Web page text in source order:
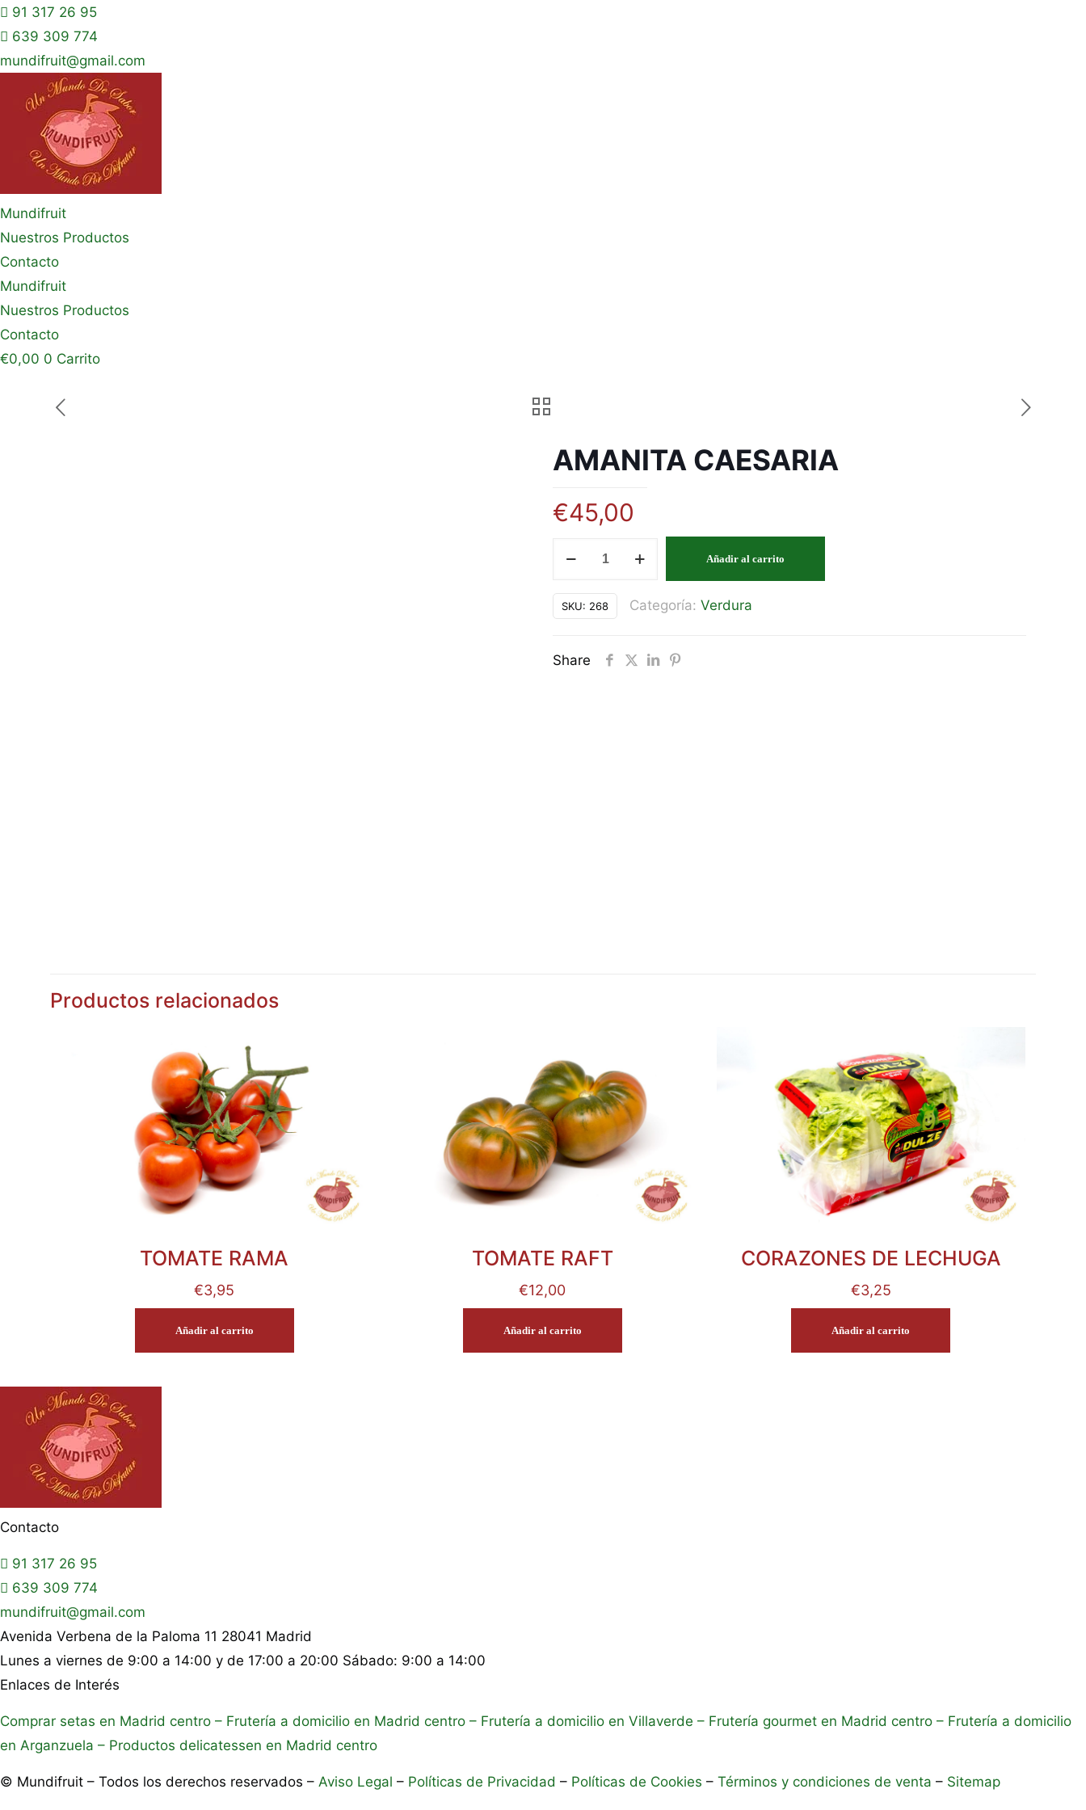
91 317 26 95
639 309 774
mundifruit@gmail.com
Mundifruit
Nuestros Productos
Contacto
Mundifruit
Nuestros Productos
Contacto
€0,00 0 Carrito
AMANITA CAESARIA
€45,00
cantidad
Añadir al carrito
SKU: 268 Categoría: Verdura
Share
Productos relacionados
TOMATE RAMA
€3,95
Añadir al carrito
TOMATE RAFT
€12,00
Añadir al carrito
CORAZONES DE LECHUGA
€3,25
Añadir al carrito
Contacto
91 317 26 95
639 309 774
mundifruit@gmail.com
Avenida Verbena de la Paloma 11 28041 Madrid
Lunes a viernes de 9:00 a 14:00 y de 17:00 a 20:00 Sábado: 9:00 a 14:00
Enlaces de Interés
Comprar setas en Madrid centro – Frutería a domicilio en Madrid centro – Frutería a domicilio en Villaverde – Frutería gourmet en Madrid centro – Frutería a domicilio
en Arganzuela – Productos delicatessen en Madrid centro
© Mundifruit – Todos los derechos reservados – Aviso Legal – Políticas de Privacidad – Políticas de Cookies – Términos y condiciones de venta – Sitemap